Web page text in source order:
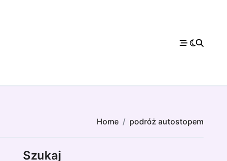
Home podróż autostopem
Szukaj